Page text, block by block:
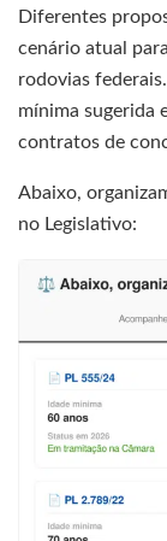
Diferentes
cenário atual
rodovias
mínima sugerida
contratos de
Abaixo,
no Legislativo: